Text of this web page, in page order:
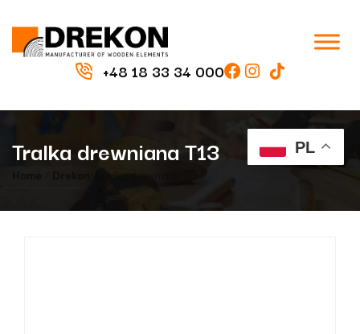
+48 18 33 34 000
Tralka drewniana T13
/ Tralka drewniana T13
PL